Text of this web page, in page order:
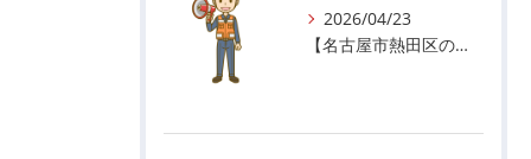
2026/04/23
【名古屋市熱田区の警備会社】GWの面接状況について！